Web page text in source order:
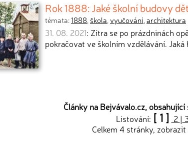
Rok 1888: Jaké školní budovy
témata:1888, škola,vyučování,architektura
31. 08. 2021: Zítra se po prázdninách
pokračovat ve školním vzdělávání. Jaká
Články na Bejvávalo.cz, obsahující
Listování: [ 1 ] 2 |
Celkem 4 stránky, zobrazit